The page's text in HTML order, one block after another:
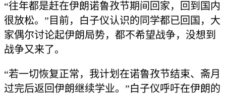
“往年都是赶在伊朗诺鲁孜节期间回家，回到国内
很放松。”目前，白子仪认识的同学都已回国，大
家偶尔讨论起伊朗局势，都不希望战争，没想到
战争又来了。
“若一切恢复正常，我计划在诺鲁孜节结束、斋月
过完后返回伊朗继续学业。”白子仪呼吁在伊朗的